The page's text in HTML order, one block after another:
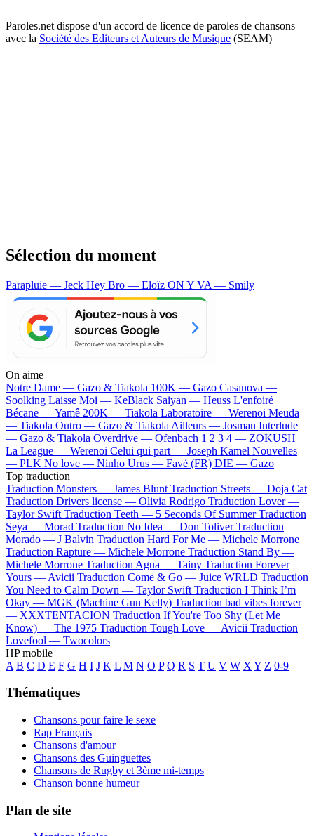
Paroles.net dispose d'un accord de licence de paroles de chansons
avec la Société des Editeurs et Auteurs de Musique (SEAM)
Sélection du moment
Parapluie — Jeck Hey Bro — Eloïz ON Y VA — Smily
On aime
Notre Dame — Gazo & Tiakola 100K — Gazo Casanova —
Soolking Laisse Moi — KeBlack Saiyan — Heuss L'enfoiré
Bécane —Yamê 200K — Tiakola Laboratoire — Werenoi Meuda
— Tiakola Outro — Gazo & Tiakola Ailleurs — Josman Interlude
— Gazo & Tiakola Overdrive — Ofenbach 1 2 3 4 — ZOKUSH
La League — Werenoi Celui qui part — Joseph Kamel Nouvelles
— PLK No love — Ninho Urus — Favé (FR) DIE — Gazo
Top traduction
Traduction Monsters — James Blunt Traduction Streets — Doja Cat
Traduction Drivers license — Olivia Rodrigo Traduction Lover —
Taylor Swift Traduction Teeth — 5 Seconds Of Summer Traduction
Seya — Morad Traduction No Idea — Don Toliver Traduction
Morado — J Balvin Traduction Hard For Me — Michele Morrone
Traduction Rapture — Michele Morrone Traduction Stand By —
Michele Morrone Traduction Agua — Tainy Traduction Forever
Yours — Avicii Traduction Come & Go — Juice WRLD Traduction
You Need to Calm Down — Taylor Swift Traduction I Think I’m
Okay — MGK (Machine Gun Kelly) Traduction bad vibes forever
— XXXTENTACION Traduction If You're Too Shy (Let Me
Know) — The 1975 Traduction Tough Love — Avicii Traduction
Lovefool — Twocolors
HP mobile
A B C D E F G H I J K L M N O P Q R S T U V W X Y Z 0-9
Thématiques
Chansons pour faire le sexe
Rap Français
Chansons d'amour
Chansons des Guinguettes
Chansons de Rugby et 3ème mi-temps
Chanson bonne humeur
Plan de site